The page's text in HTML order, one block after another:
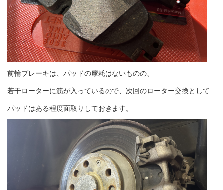
前輪ブレーキは、パッドの摩耗はないものの、
若干ローターに筋が入っているので、次回のローター交換として
パッドはある程度面取りしておきます。